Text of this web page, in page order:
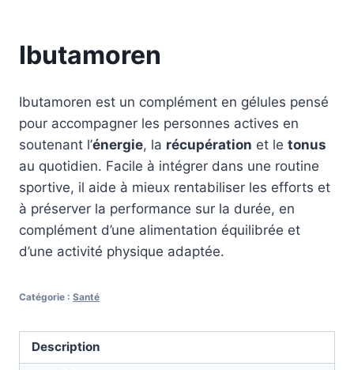
Ibutamoren
Ibutamoren est un complément en gélules pensé
pour accompagner les personnes actives en
soutenant l’énergie, la récupération et le tonus
au quotidien. Facile à intégrer dans une routine
sportive, il aide à mieux rentabiliser les efforts et
à préserver la performance sur la durée, en
complément d’une alimentation équilibrée et
d’une activité physique adaptée.
Catégorie : Santé
Description